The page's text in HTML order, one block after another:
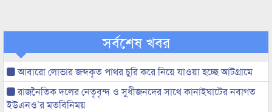
সর্বশেষ খবর
আবারো লোভার জব্দকৃত পাথর চুরি করে নিয়ে যাওয়া হচ্ছে আটগ্রামে
রাজনৈতিক দলের নেতৃবৃন্দ ও সুধীজনদের সাথে কানাইঘাটের নবাগত
ইউএনও’র মতবিনিময়